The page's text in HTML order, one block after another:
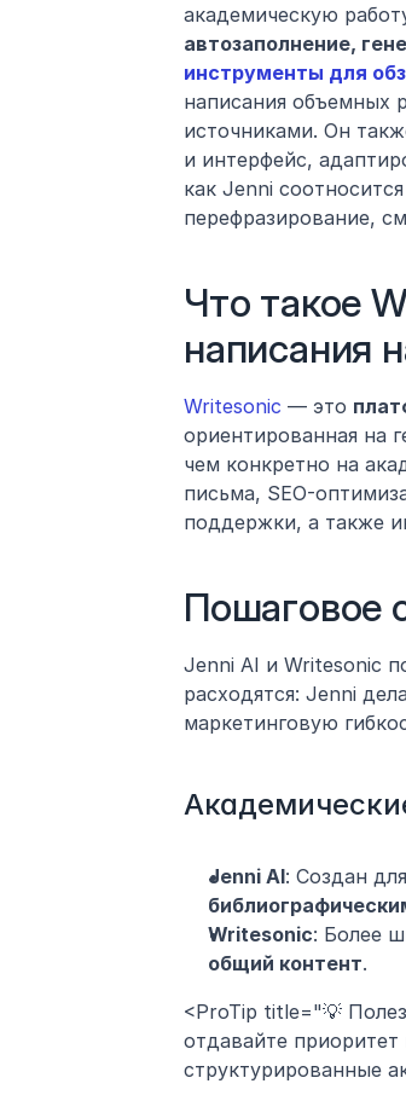
инструменты для
написания объемных
источниками. Он
и интерфейс,
как Jenni
перефразирование,
Что такое
написания
Writesonic — это
ориентированная на
чем конкретно на
письма, SEO-
поддержки, а также
Пошаговое
Jenni AI и Writesonic
расходятся: Jenni
маркетинговую
Jenni AI: Создан
Writesonic: Более
общий контент.
<ProTip title="💡
отдавайте
структурированные